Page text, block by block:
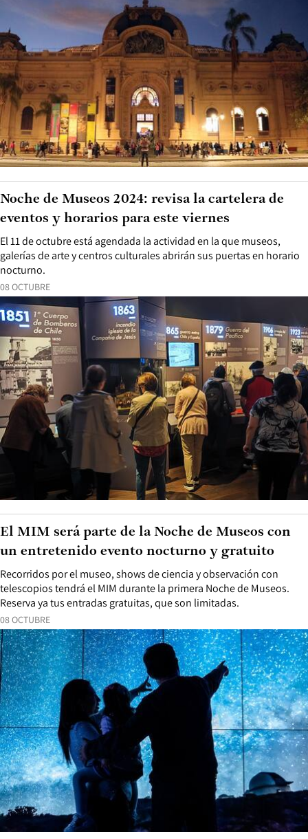
08 OCTUBRE
El 11 de octubre está agendada la actividad en la que museos,
galerías de arte y centros culturales abrirán sus puertas en horario
nocturno.
Noche de Museos 2024: revisa la cartelera de
eventos y horarios para este viernes
08 OCTUBRE
Recorridos por el museo, shows de ciencia y observación con
telescopios tendrá el MIM durante la primera Noche de Museos.
Reserva ya tus entradas gratuitas, que son limitadas.
El MIM será parte de la Noche de Museos con
un entretenido evento nocturno y gratuito